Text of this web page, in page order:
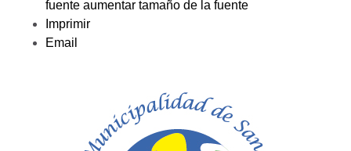
fuente aumentar tamaño de la fuente
Imprimir
Email